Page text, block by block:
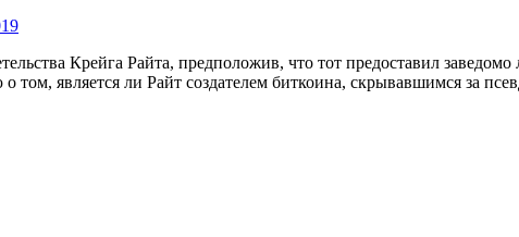
Крейга Райта, предположив, что тот предоставил
о том, является ли Райт создателем биткоина, скрывавшимся за